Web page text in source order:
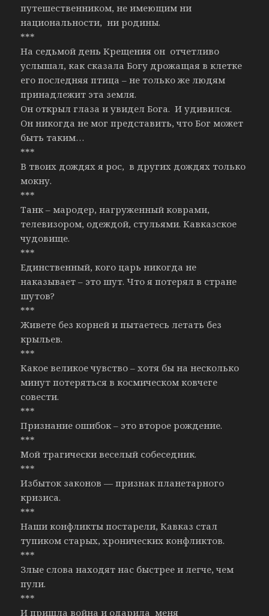
путешественником, не имеющим ни
национальности, ни родины.
***
На седьмой день Крещения он отчетливо
услышал, как сказала Богу дрожащая в клетке
его последняя птица – не только же людям
принадлежит эта земля.
Он открыл глаза и увидел Бога. И удивился.
Он никогда не мог представить, что Бог может
быть таким…
***
В твоих дождях я рос, в других дождях только
мокну.
***
Танк – мародер, нагруженный коврами,
телевизором, одеждой, стульями. Кавказское
чудовище.
***
Единственный, кого царь никогда не
наказывает – это шут. Что я потерял в стране
шутов?
***
Живете без корней и пытаетесь летать без
крыльев.
***
Какое великое чувство – хотя бы на несколько
минут потеряться в космическом ковчеге
совести.
***
Признание ошибок – это второе рождение.
***
Мой трагически веселый собеседник.
***
Избыток законов — признак планетарного
кризиса.
***
Наши конфликты постарели, Кавказ стал
тупиком старых, хронических конфликтов.
***
Злые слова находят нас быстрее и легче, чем
пули.
***
И пришла война и одарила меня